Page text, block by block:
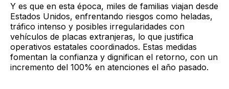
Y es que en esta época, miles de familias viajan desde
Estados Unidos, enfrentando riesgos como heladas,
tráfico intenso y posibles irregularidades con
vehículos de placas extranjeras, lo que justifica
operativos estatales coordinados. Estas medidas
fomentan la confianza y dignifican el retorno, con un
incremento del 100% en atenciones el año pasado.